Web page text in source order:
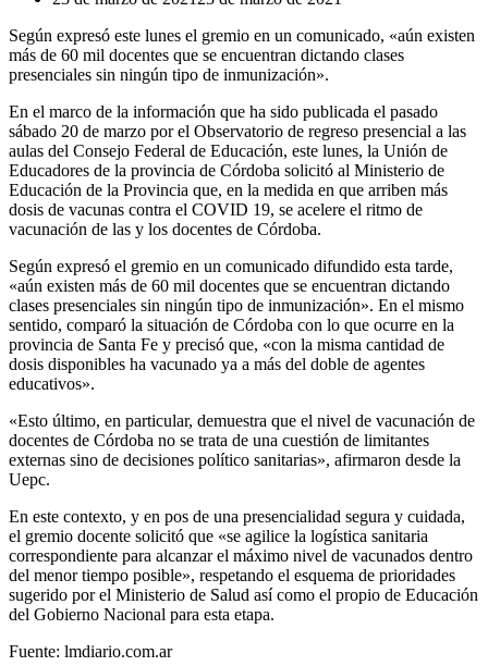
Según expresó este lunes el gremio en un comunicado, «aún existen
más de 60 mil docentes que se encuentran dictando clases
presenciales sin ningún tipo de inmunización».
En el marco de la información que ha sido publicada el pasado
sábado 20 de marzo por el Observatorio de regreso presencial a las
aulas del Consejo Federal de Educación, este lunes, la Unión de
Educadores de la provincia de Córdoba solicitó al Ministerio de
Educación de la Provincia que, en la medida en que arriben más
dosis de vacunas contra el COVID 19, se acelere el ritmo de
vacunación de las y los docentes de Córdoba.
Según expresó el gremio en un comunicado difundido esta tarde,
«aún existen más de 60 mil docentes que se encuentran dictando
clases presenciales sin ningún tipo de inmunización». En el mismo
sentido, comparó la situación de Córdoba con lo que ocurre en la
provincia de Santa Fe y precisó que, «con la misma cantidad de
dosis disponibles ha vacunado ya a más del doble de agentes
educativos».
«Esto último, en particular, demuestra que el nivel de vacunación de
docentes de Córdoba no se trata de una cuestión de limitantes
externas sino de decisiones político sanitarias», afirmaron desde la
Uepc.
En este contexto, y en pos de una presencialidad segura y cuidada,
el gremio docente solicitó que «se agilice la logística sanitaria
correspondiente para alcanzar el máximo nivel de vacunados dentro
del menor tiempo posible», respetando el esquema de prioridades
sugerido por el Ministerio de Salud así como el propio de Educación
del Gobierno Nacional para esta etapa.
Fuente: lmdiario.com.ar